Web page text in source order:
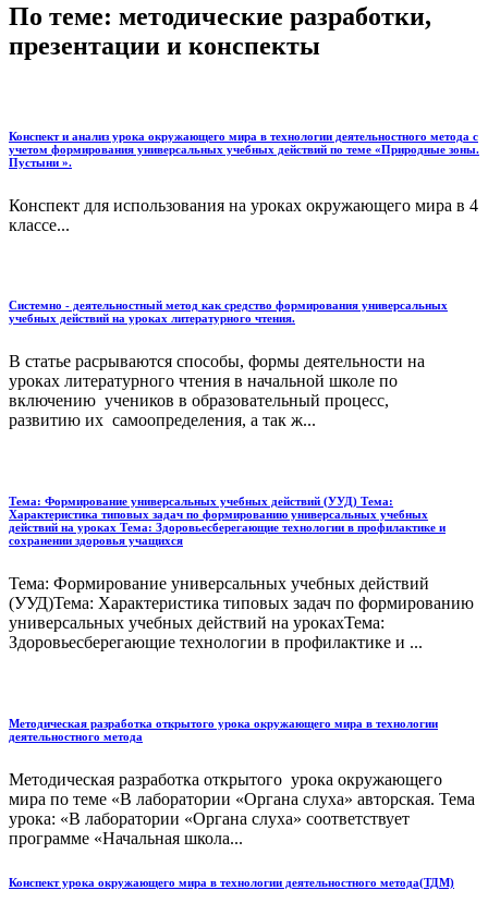
По теме: методические разработки,
презентации и конспекты
Конспект и анализ урока окружающего мира в технологии деятельностного метода с
учетом формирования универсальных учебных действий по теме «Природные зоны.
Пустыни ».
Конспект для использования на уроках окружающего мира в 4
классе...
Системно - деятельностный метод как средство формирования универсальных
учебных действий на уроках литературного чтения.
В статье расрываются способы, формы деятельности на
уроках литературного чтения в начальной школе по
включению учеников в образовательный процесс,
развитию их самоопределения, а так ж...
Тема: Формирование универсальных учебных действий (УУД) Тема:
Характеристика типовых задач по формированию универсальных учебных
действий на уроках Тема: Здоровьесберегающие технологии в профилактике и
сохранении здоровья учащихся
Тема: Формирование универсальных учебных действий
(УУД)Тема: Характеристика типовых задач по формированию
универсальных учебных действий на урокахТема:
Здоровьесберегающие технологии в профилактике и ...
Методическая разработка открытого урока окружающего мира в технологии
деятельностного метода
Методическая разработка открытого урока окружающего
мира по теме «В лаборатории «Органа слуха» авторская. Тема
урока: «В лаборатории «Органа слуха» соответствует
программе «Начальная школа...
Конспект урока окружающего мира в технологии деятельностного метода(ТДМ)